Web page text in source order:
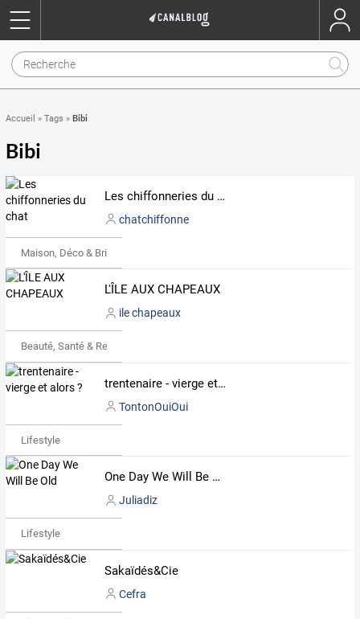
Accueil » Tags » Bibi
Bibi
Les chiffonneries du chat
chatchiffonne
Maison, Déco & Bricolage
L'ÎLE AUX CHAPEAUX
ile chapeaux
Beauté, Santé & Remise en forme
trentenaire - vierge et alors ?
TontonOuiOui
Lifestyle
One Day We Will Be Old
Juliadiz
Lifestyle
Sakaïdés&Cie
Cefra